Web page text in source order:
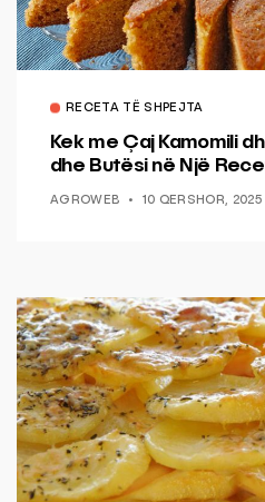
RECETA TË SHPEJTA
Kek me Çaj Kamomili
dhe Butësi në Një
AGROWEB 10 QERSHOR, 2025